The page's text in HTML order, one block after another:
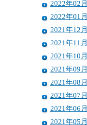
2022年02月
2022年01月
2021年12月
2021年11月
2021年10月
2021年09月
2021年08月
2021年07月
2021年06月
2021年05月